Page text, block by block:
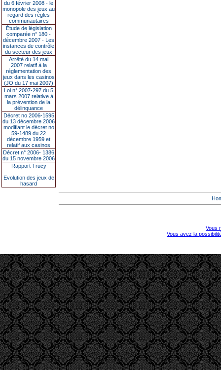
du 6 février 2008 - le
monopole des jeux au
regard des règles
communautaires
Étude de législation
comparée n° 180 -
décembre 2007 - Les
instances de contrôle
du secteur des jeux
Arrêté du 14 mai
2007 relatif à la
réglementation des
jeux dans les casinos
(JO du 17 mai 2007)
Loi n° 2007-297 du 5
mars 2007 relative à
la prévention de la
délinquance
Décret no 2006-1595
du 13 décembre 2006
modifiant le décret no
59-1489 du 22
décembre 1959 et
relatif aux casinos
Décret n° 2006- 1386
du 15 novembre 2006
Rapport Trucy
Evolution des jeux de
hasard
Vous
Vous avez la